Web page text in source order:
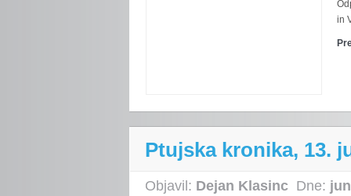
in
Ptujska kronika, 13.
Objavil: Dejan Klasinc Dne: